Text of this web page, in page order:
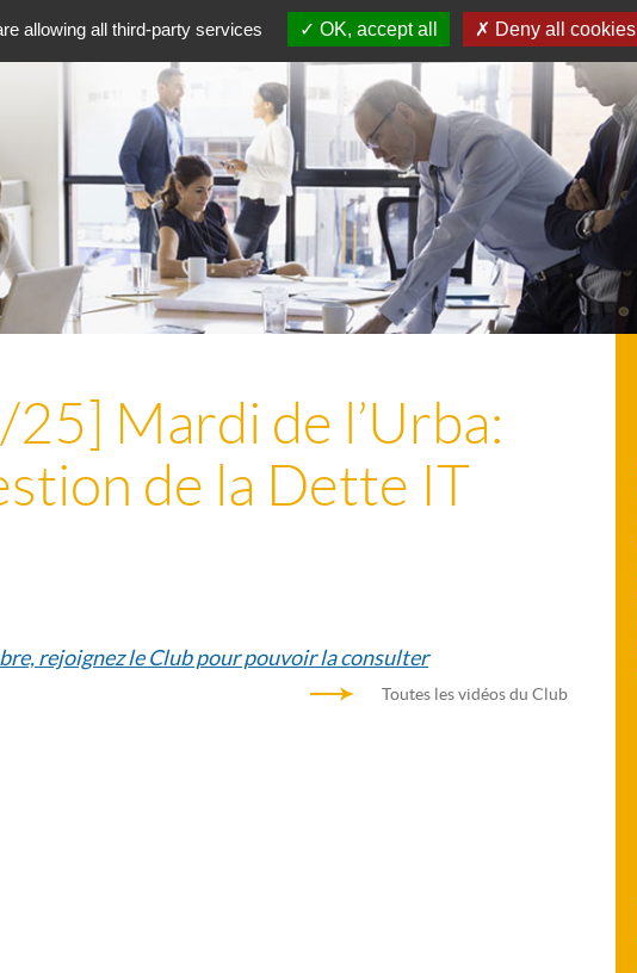
Mardi de l’Urba:
de la Dette IT
rejoignez le Club pour pouvoir la consulter
Toutes les vidéos du Club
allowing all third-party services OK, accept all Deny all cookies